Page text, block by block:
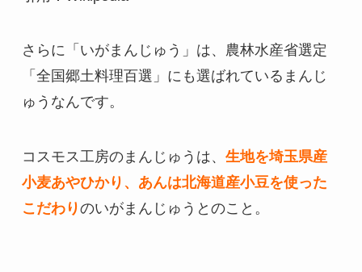
さらに「いがまんじゅう」は、農林水産省選定
「全国郷土料理百選」にも選ばれているまんじ
ゅうなんです。
コスモス工房のまんじゅうは、 生地を埼玉県産
小麦あやひかり、あんは北海道産小豆を使った
こだわりのいがまんじゅうとのこと。